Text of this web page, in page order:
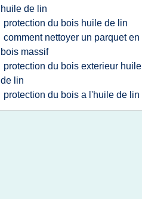
huile de lin
protection du bois huile de lin
comment nettoyer un parquet en
bois massif
protection du bois exterieur huile
de lin
protection du bois a l'huile de lin